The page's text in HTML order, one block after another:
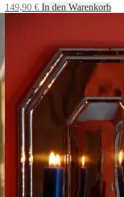
149,90 € In den Warenkorb